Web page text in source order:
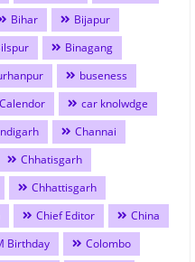
Bihar
Bijapur
Binagang
buseness
Calendor
car knolwdge
Channai
Chhatisgarh
Chhattisgarh
Chief Editor
China
Birthday
Colombo